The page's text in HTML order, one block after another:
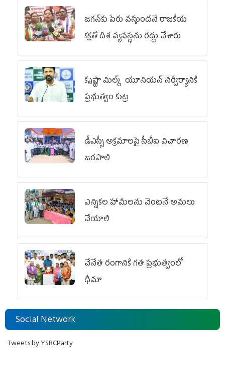
జగన్‌కు పేరు వస్తుందనే రాజకీయ
కక్షతో దిశ వ్య‌వ‌స్థ‌ను రద్దు చేశారు
కృష్ణా మిల్క్‌ యూనియన్‌ నిర్వీర్యానికి
ప్రభుత్వం కుట్ర
డీఎస్సీ అక్రమాలపై సీబీఐ విచారణ
జరపాలి
ఎన్నికల హామీలను వెంటనే అమలు
చేయాలి
చేనేత రంగానికి గత ప్రభుత్వంలో
ధీమా
Social Network
Tweets by YSRCParty